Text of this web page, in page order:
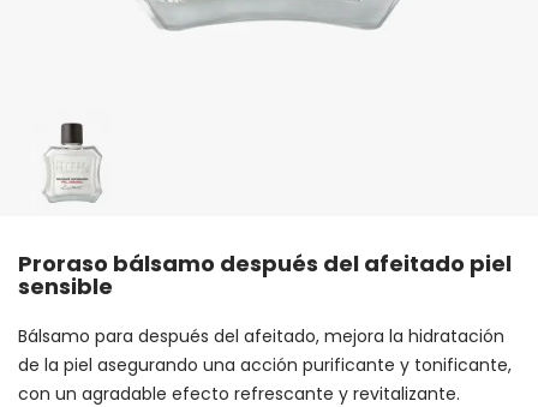
Proraso bálsamo después del afeitado piel
sensible
Bálsamo para después del afeitado, mejora la hidratación
de la piel asegurando una acción purificante y tonificante,
con un agradable efecto refrescante y revitalizante.